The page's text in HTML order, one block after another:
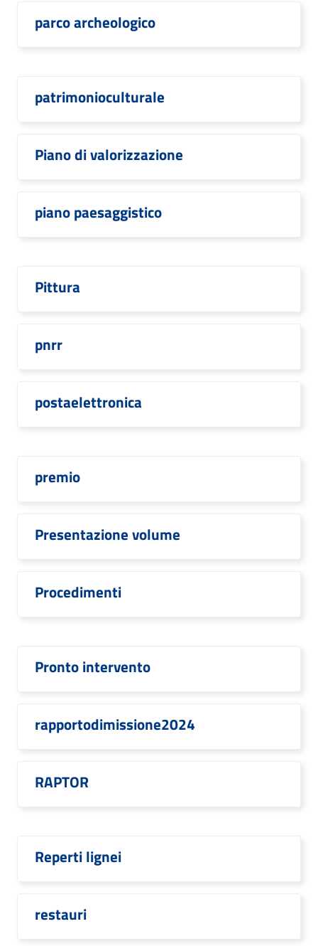
parco archeologico
patrimonioculturale
Piano di valorizzazione
piano paesaggistico
Pittura
pnrr
postaelettronica
premio
Presentazione volume
Procedimenti
Pronto intervento
rapportodimissione2024
RAPTOR
Reperti lignei
restauri